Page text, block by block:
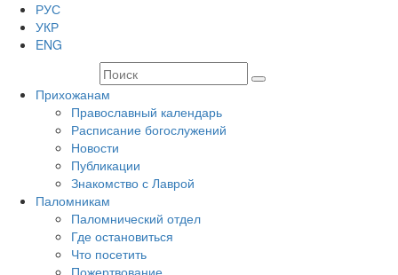
РУС
УКР
ENG
Прихожанам
Православный календарь
Расписание богослужений
Новости
Публикации
Знакомство с Лаврой
Паломникам
Паломнический отдел
Где остановиться
Что посетить
Пожертвование